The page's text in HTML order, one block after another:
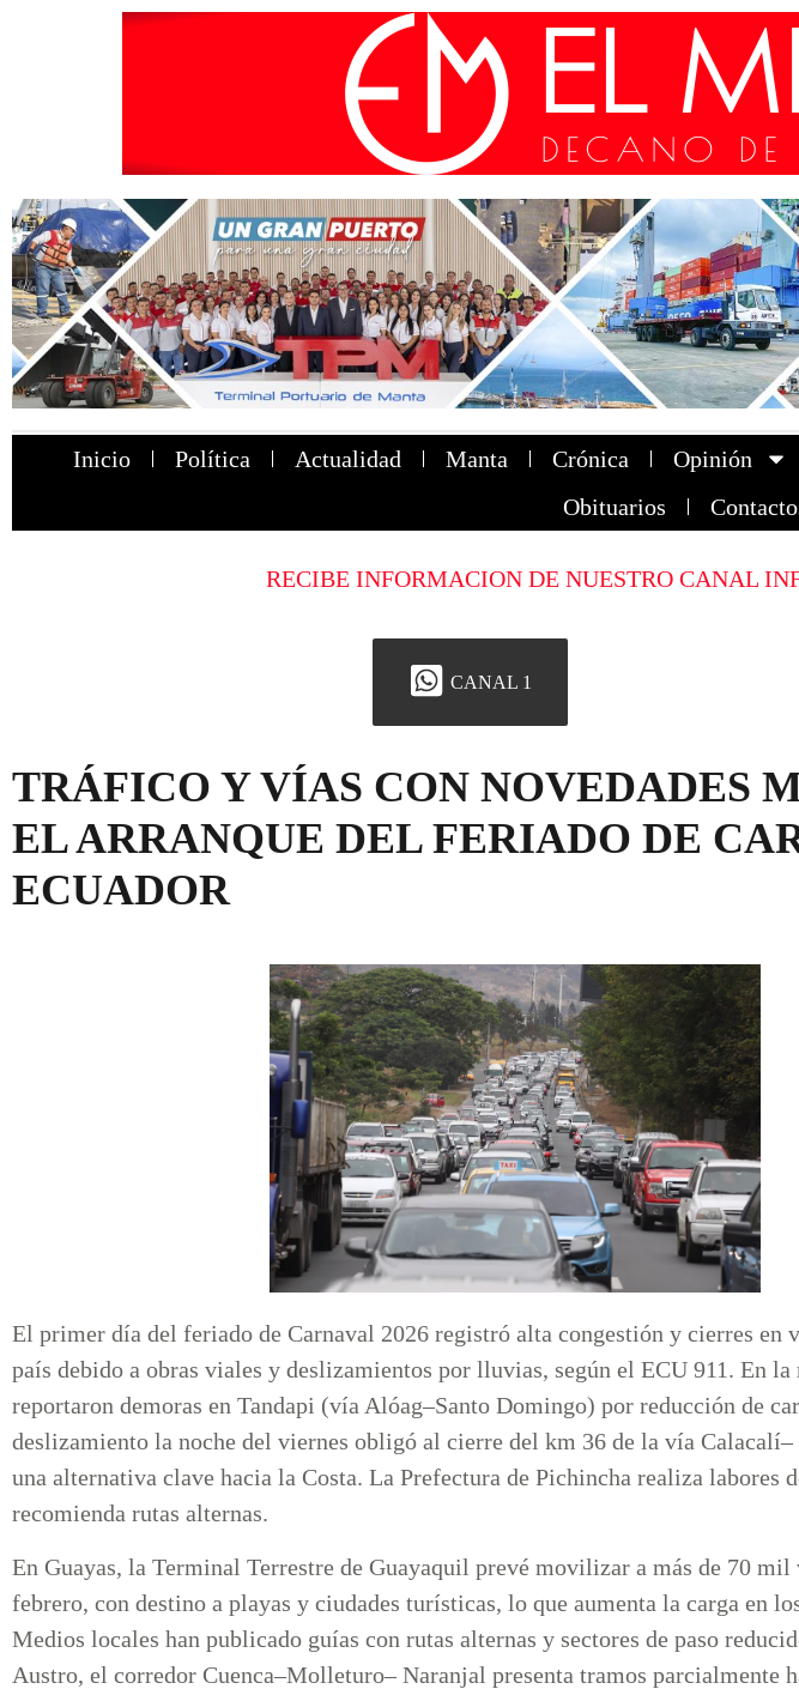
Inicio Política Actualidad Manta Crónica Opinión
Obituarios
RECIBE INFORMACION DE NUESTRO CANAL
CANAL 1
TRÁFICO Y VÍAS CON NOVEDADES
EL ARRANQUE DEL FERIADO DE
ECUADOR
El primer día del feriado de Carnaval 2026 registró alta congestión y cierres en
país debido a obras viales y deslizamientos por lluvias, según el ECU 911. En la
reportaron demoras en Tandapi (vía Alóag–Santo Domingo) por reducción de
deslizamiento la noche del viernes obligó al cierre del km 36 de la vía Calacalí–
una alternativa clave hacia la Costa. La Prefectura de Pichincha realiza labores
recomienda rutas alternas.
En Guayas, la Terminal Terrestre de Guayaquil prevé movilizar a más de 70 mil
febrero, con destino a playas y ciudades turísticas, lo que aumenta la carga en
Medios locales han publicado guías con rutas alternas y sectores de paso
Austro, el corredor Cuenca–Molleturo– Naranjal presenta tramos parcialmente